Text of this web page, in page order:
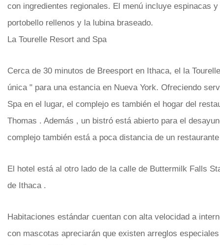
con ingredientes regionales. El menú incluye espinacas
portobello rellenos y la lubina braseado.
La Tourelle Resort and Spa
Cerca de 30 minutos de Breesport en Ithaca, el la
única " para una estancia en Nueva York. Ofreciendo
Spa en el lugar, el complejo es también el hogar del
Thomas . Además , un bistró está abierto para el
complejo también está a poca distancia de un
El hotel está al otro lado de la calle de Buttermilk Falls
de Ithaca .
Habitaciones estándar cuentan con alta velocidad a
con mascotas apreciarán que existen arreglos